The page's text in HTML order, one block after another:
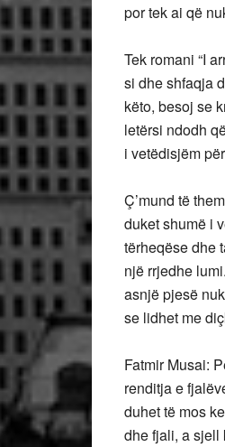
por tek ai që
Tek romani “I
si dhe shfaqja
këto, besoj se
letërsi ndodh
i vetëdisjëm
Ç’mund të
duket shumë i
tërheqëse dhe
një rrjedhe
asnjë pjesë
se lidhet me
Fatmir Musai:
renditja e
duhet të mos
dhe fjali, a sjell